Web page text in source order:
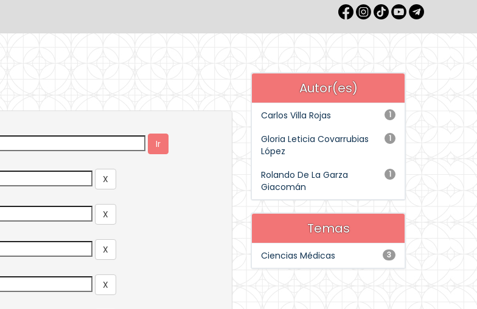
Autor(es)
1
Carlos Villa Rojas
1
Gloria Leticia Covarrubias
López
1
Rolando De La Garza
Giacomán
Temas
3
Ciencias Médicas